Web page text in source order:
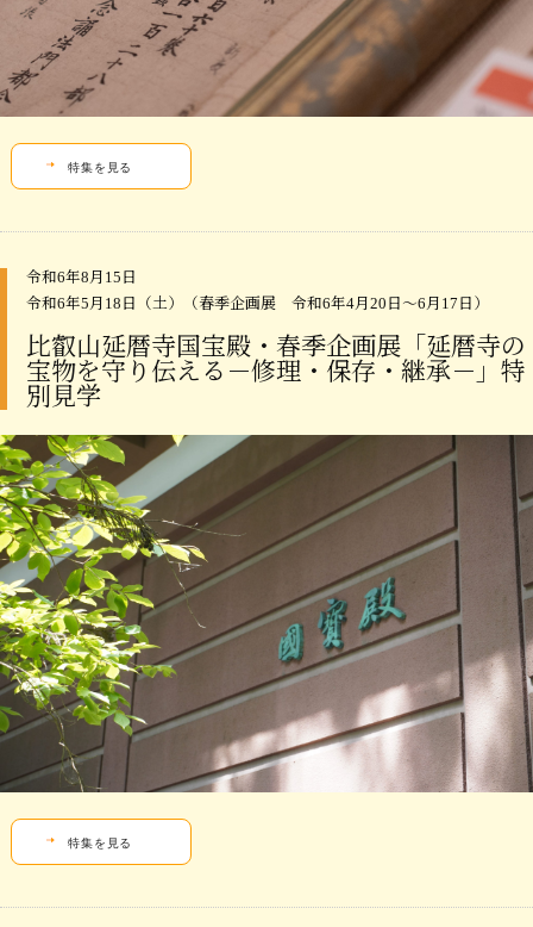
特集を見る
令和6年8月15日
令和6年5月18日（土）（春季企画展 令和6年4月20日～6月17日）
比叡山延暦寺国宝殿・春季企画展「延暦寺の
宝物を守り伝える－修理・保存・継承－」特
別見学
特集を見る